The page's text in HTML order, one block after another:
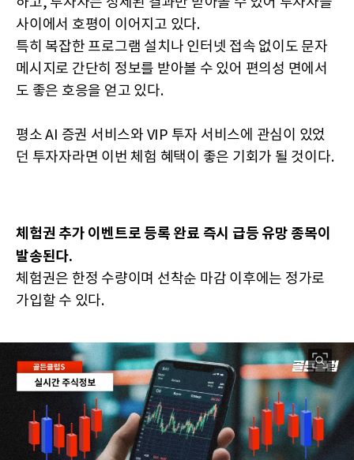
사이에서 호평이 이어지고 있다.
특히 복잡한 프로그램 설치나 인터넷 접속 없이도 문자
메시지로 간단히 정보를 받아볼 수 있어 편의성 면에서
도 좋은 호응을 얻고 있다.
평소 AI 증권 서비스와 VIP 투자 서비스에 관심이 있었
던 투자자라면 이번 체험 혜택이 좋은 기회가 될 것이다.
체험권 추가 이벤트로 등록 완료 즉시 급등 유망 종목이
발송된다.
체험권은 한정 수량이며 선착순 마감 이후에는 정가로
가입할 수 있다.